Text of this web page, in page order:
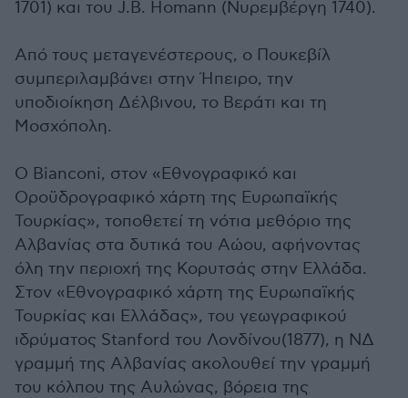
1701) και του J.B. Homann (Νυρεμβέργη 1740).
Από τους μεταγενέστερους, ο Πουκεβίλ
συμπεριλαμβάνει στην Ήπειρο, την
υποδιοίκηση Δέλβινου, το Βεράτι και τη
Μοσχόπολη.
Ο Bianconi, στον «Εθνογραφικό και
Οροϋδρογραφικό χάρτη της Ευρωπαϊκής
Τουρκίας», τοποθετεί τη νότια μεθόριο της
Αλβανίας στα δυτικά του Αώου, αφήνοντας
όλη την περιοχή της Κορυτσάς στην Ελλάδα.
Στον «Εθνογραφικό χάρτη της Ευρωπαϊκής
Τουρκίας και Ελλάδας», του γεωγραφικού
ιδρύματος Stanford του Λονδίνου(1877), η ΝΔ
γραμμή της Αλβανίας ακολουθεί την γραμμή
του κόλπου της Αυλώνας, βόρεια της